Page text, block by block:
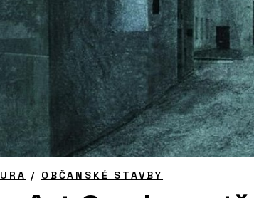
/ OBČANSKÉ STAVBY